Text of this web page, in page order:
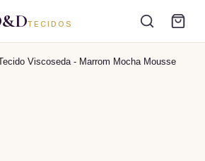
TECIDOS
Viscoseda - Marrom Mocha Mousse